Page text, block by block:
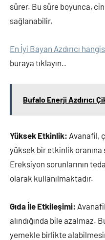
sürer. Bu süre boyunca,
sağlanabilir.
En İyi Bayan Azdırıcı
buraya tıklayın..
Bufalo Enerji Azdırıcı
Yüksek Etkinlik: Avanafil,
yüksek bir etkinlik oranına
Ereksiyon sorunlarının
olarak kullanılmaktadır.
Gıda İle Etkileşimi:
alındığında bile azalmaz.
yemekle birlikte